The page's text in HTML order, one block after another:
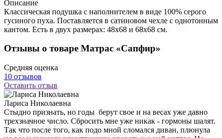
Описание
Кассетное одеяло в сатиновом чехле с наполнителем из 100%
серого гусиного пуха «Экстра». Очень лёгкое и тёплое.
Упаковано в сумку-чемодан.
Доставка:
от 3-х рабочих дней
от 8 220 ₽
Показать / Скрыть информацию
Описание
Классическая подушка с наполнителем в виде 100% серого
гусиного пуха. Поставляется в сатиновом чехле с однотонным
кантом. Есть в двух размерах: 48x68 и 68x68 см.